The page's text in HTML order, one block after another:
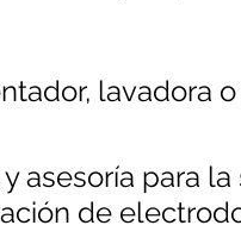
lavadora
asesoría para
de